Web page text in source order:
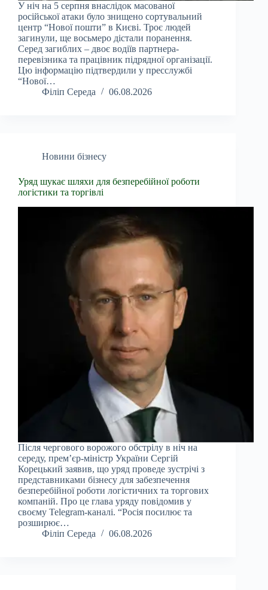
У ніч на 5 серпня внаслідок масованої
російської атаки було знищено сортувальний
центр “Нової пошти” в Києві. Троє людей
загинули, ще восьмеро дістали поранення.
Серед загиблих – двоє водіїв партнера-
перевізника та працівник підрядної організації.
Цю інформацію підтвердили у пресслужбі
“Нової…
Філіп Середа
06.08.2026
Новини бізнесу
Уряд шукає шляхи для безперебійної роботи
логістики та торгівлі
Після чергового ворожого обстрілу в ніч на
середу, прем’єр-міністр України Сергій
Корецький заявив, що уряд проведе зустрічі з
представниками бізнесу для забезпечення
безперебійної роботи логістичних та торгових
компаній. Про це глава уряду повідомив у
своєму Telegram-каналі. “Росія посилює та
розширює…
Філіп Середа
06.08.2026